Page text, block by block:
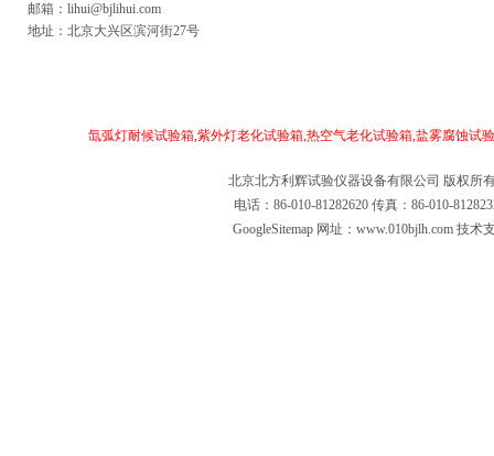
邮箱： lihui@bjlihui.com
地址：北京大兴区滨河街27号
氙弧灯耐候试验箱,紫外灯老化试验箱,热空气老化试验箱,盐雾腐蚀试
北京北方利辉试验仪器设备有限公司 版权所
电话：86-010-81282620 传真：86-010-
GoogleSitemap网址：www.010bjlh.com 技术